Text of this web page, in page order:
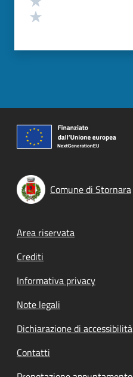
Comune di Stornara
Footer menu
Area riservata
Crediti
Informativa privacy
Note legali
Dichiarazione di accessibilità
Contatti